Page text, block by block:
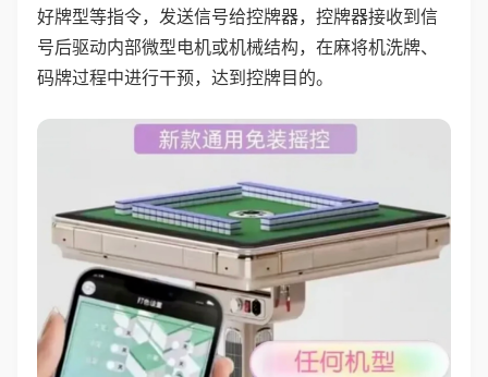
好牌型等指令，发送信号给控牌器，控牌器接收到信
号后驱动内部微型电机或机械结构，在麻将机洗牌、
码牌过程中进行干预，达到控牌目的。